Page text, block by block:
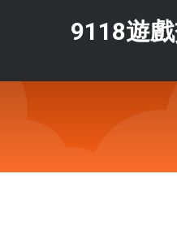
9118遊